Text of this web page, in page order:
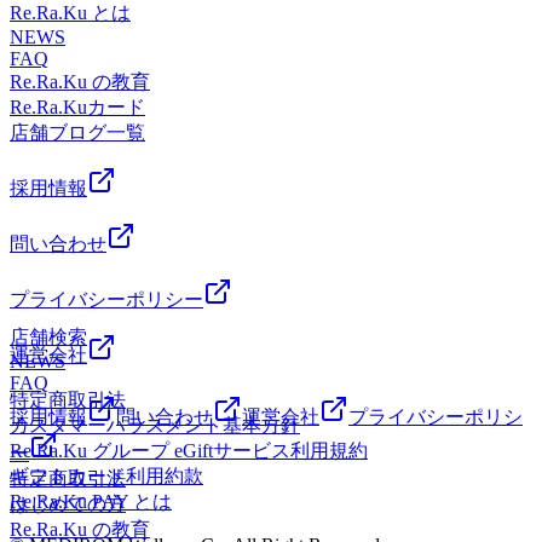
ぶ熱中症医薬品マイボトルドリンクここがポイント！熱中症
のときには、上手な水分・塩分補給がポイントです。水分だ
けでなく塩分も補給することで、症状の改善が期待できま
す。塩分の補給には、塩分を含む飴・タブレットや梅干しな
どもよいでしょう。熱中症の症状が見られる際、意識がはっ
きりしない場合は大至急医療機関へ。意識がはっきりしてい
る場合は、涼しい日陰や屋内で適切な水分・塩分補給を行
い、安静にすることで多くは改善します。いつもと違うなと
ょう。また、こまめな水分・塩分の補給は熱中症予防にも有
には、塩分に加え糖分の入ったスポーツドリンクなどでこま
対策の1つとして疲れを溜めないことも重要です！！疲れの
蓄積は免疫低下や自律神経の乱れにもつながります。普段の
熱中症対策に合わせ、お疲れが溜まる前のケアで身体の柔軟
性などを上げて健康に♪★夏季限定オプション：爽快ヘッド
スパ★期間：9月末まで内容：目や頭をタオルの上からほぐ
していき、冷感の炭酸スプレー（アロマの香り付き）で頭皮
を刺激していきます。今年のアロマはリモーネ（柑橘系）.
ラベンダー（フローラル系）の2種類。肩くび、目や頭のお
高温多湿の屋内外で30分を超える長時間の労働やスポーツな
どにより汗を大量にかくと、体内の水分とともに塩分やミネ
ラルも奪われてしまいます。そこに水分補給だけを行うと、
血液中の塩分・ミネラル濃度（体内における塩分やミネラル
の割合）が低くなり、様々な熱中症の症状が出現します。熱
とがかえって、熱中症の発症へとつながったり、悪化させた
りすることもあるのです。熱中症時の水分と塩分の補給の仕
方熱中症が疑われるときは、ただ水分を補給するのではな
く、塩分も一緒に補給することが重要です。自分で手軽に作
れる食塩水もよいでしょう。 目安として、1ℓの水に対して1
～2gの食塩を加えます。 さらに、長時間のスポーツなどで
失われた糖分を補い、エネルギーを補給するために砂糖など
を加えると、水分や塩分の吸収が良くなる上に、疲労回復に
もつながるのでより効果的です。 手早く塩分・糖分を一緒
に補給できるスポーツドリンクなどによる水分補給もおすす
めです。ただし、カフェインの入った飲み物は利尿作用が強
くなるので避けましょう。水分・塩分補給にオススメ！スポ
ーツドリンク塩分入りタブレットゼリー飲料塩こんぶ熱中症
医薬品マイボトルドリンクここがポイント！熱中症のときに
は、上手な水分・塩分補給がポイントです。水分だけでなく
好評だったため、今月7月31日まで延長が決定致しました。
現在リラクpay登録のお客様は自動で適応されるクーポンコ
ードと入力するクーポンコードを適応後に1回限定で最大
42％チャージ額が増額されます。期間内に使い切れるチャー
ジをしていつもよりお得にコースを受けていただくことが出
来ます。ぜひこの機会にリラクpayのチャージをしてお身体
メンテナンスをしていきましょう！！詳細はサマーチャージ
キャンペーンのPOP.店頭POPをご確認下さい。※リラクpay
の有効期限が150日となってます。 期限を切れるとチャー
ジが無くなってしまうのでご了承下さい。サマーチャージキ
ャージ：1万円以上で10％増額有効期限にご注意を！！ チ
ャージから150日 皆様のご予約、ご来店お待ちしております
ようにするなどが有効です。暑い日の対策として試してみて
ください！！疲れや怠さを早めに流し健康へ♪皆様のご来店
お待ちしております。★お知らせ★リラクpayチャージ増額
キャンペーン7月17日までのカラダ応援キャンペーンがご好
評だったため、今月7月31日まで延長が決定致しました。現
在リラクpay登録のお客様は自動で適応されるクーポンコー
チャージ額が増額されます。期間内に使い切れるチャージを
す。ぜひこの機会にリラクpayのチャージをしてお身体メン
ンペーンのPOP.店頭POPをご確認下さい。※リラクpayの有
効期限が150日となってます。 期限を切れるとチャージが
無くなってしまうのでご了承下さい。サマーチャージキャン
ペーンは9月23日まで自動適応中⭐【条件】期間内のチャー
ジ：1万円以上で10％増額有効期限にご注意を！！ チャー
ジから150日 皆様のご予約、ご来店お待ちしております
Re.Ra.Ku とは
NEWS
FAQ
Re.Ra.Ku の教育
Re.Ra.Kuカード
店舗ブログ一覧
採用情報
問い合わせ
プライバシーポリシー
運営会社
特定商取引法
カスタマーハラスメント基本方針
Re.Ra.Ku グループ eGiftサービス利用規約
ギフトカード利用約款
Re.Ra.Ku PAY とは
店舗検索
NEWS
FAQ
採用情報
問い合わせ 運営会社
プライバシーポリシ
ー
特定商取引法
はじめての方
Re.Ra.Ku の教育